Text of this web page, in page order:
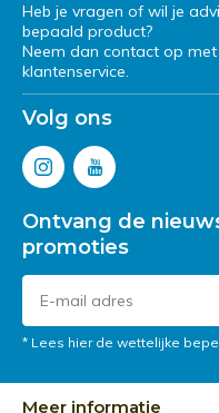
Heb je vragen of wil je
bepaald product?
Neem dan contact op
klantenservice.
Volg ons
Ontvang de
promoties
* Lees hier de wettelijke
Meer informatie